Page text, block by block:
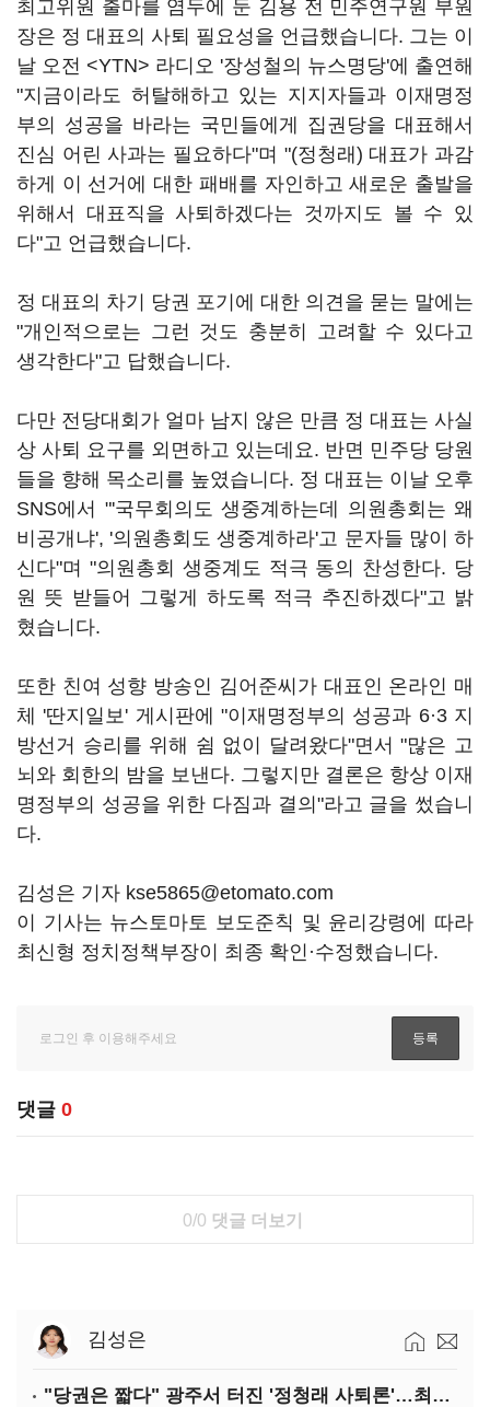
최고위원 출마를 염두에 둔 김용 전 민주연구원 부원
장은 정 대표의 사퇴 필요성을 언급했습니다. 그는 이
날 오전 <YTN> 라디오 '장성철의 뉴스명당'에 출연해
"지금이라도 허탈해하고 있는 지지자들과 이재명정
부의 성공을 바라는 국민들에게 집권당을 대표해서
진심 어린 사과는 필요하다"며 "(정청래) 대표가 과감
하게 이 선거에 대한 패배를 자인하고 새로운 출발을
위해서 대표직을 사퇴하겠다는 것까지도 볼 수 있
다"고 언급했습니다.
정 대표의 차기 당권 포기에 대한 의견을 묻는 말에는
"개인적으로는 그런 것도 충분히 고려할 수 있다고
생각한다"고 답했습니다.
다만 전당대회가 얼마 남지 않은 만큼 정 대표는 사실
상 사퇴 요구를 외면하고 있는데요. 반면 민주당 당원
들을 향해 목소리를 높였습니다. 정 대표는 이날 오후
SNS에서 "'국무회의도 생중계하는데 의원총회는 왜
비공개냐', '의원총회도 생중계하라'고 문자들 많이 하
신다"며 "의원총회 생중계도 적극 동의 찬성한다. 당
원 뜻 받들어 그렇게 하도록 적극 추진하겠다"고 밝
혔습니다.
또한 친여 성향 방송인 김어준씨가 대표인 온라인 매
체 '딴지일보' 게시판에 "이재명정부의 성공과 6·3 지
방선거 승리를 위해 쉼 없이 달려왔다"면서 "많은 고
뇌와 회한의 밤을 보낸다. 그렇지만 결론은 항상 이재
명정부의 성공을 위한 다짐과 결의"라고 글을 썼습니
다.
김성은 기자 kse5865@etomato.com
이 기사는 뉴스토마토 보도준칙 및 윤리강령에 따라
최신형 정치정책부장이 최종 확인·수정했습니다.
댓글 0
0/0 댓글 더보기
김성은
"당권은 짧다" 광주서 터진 '정청래 사퇴론'…최고위 '아수라장'